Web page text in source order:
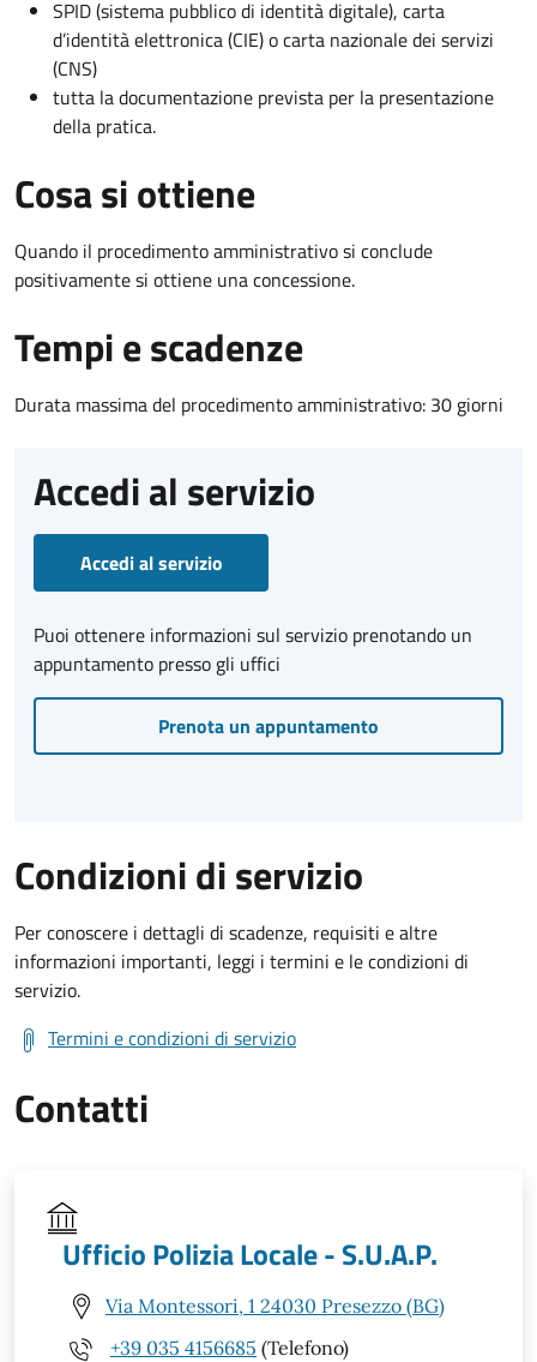
SPID (sistema pubblico di identità digitale), carta
d’identità elettronica (CIE) o carta nazionale dei servizi
(CNS)
tutta la documentazione prevista per la presentazione
della pratica.
Cosa si ottiene
Quando il procedimento amministrativo si conclude
positivamente si ottiene una concessione.
Tempi e scadenze
Durata massima del procedimento amministrativo: 30 giorni
Accedi al servizio
Accedi al servizio
Puoi ottenere informazioni sul servizio prenotando un
appuntamento presso gli uffici
Prenota un appuntamento
Condizioni di servizio
Per conoscere i dettagli di scadenze, requisiti e altre
informazioni importanti, leggi i termini e le condizioni di
servizio.
Termini e condizioni di servizio
Contatti
Ufficio Polizia Locale - S.U.A.P.
Via Montessori, 1 24030 Presezzo (BG)
+39 035 4156685 (Telefono)